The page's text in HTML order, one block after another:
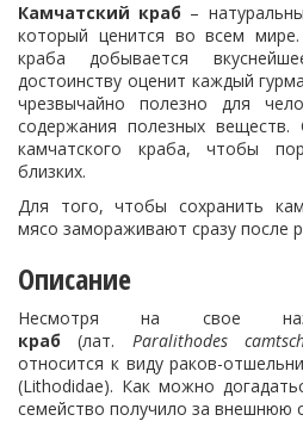
Камчатский краб –
который ценится во всем
краба добывается
достоинству оценит каждый
чрезвычайно полезно для
содержания полезных веществ.
камчатского краба, чтобы
близких.
Для того, чтобы сохранить
мясо замораживают сразу после
Описание
Несмотря на свое
краб (лат. Paralithodes
относится к виду раков-
(Lithodidae). Как можно
семейство получило за внешнюю